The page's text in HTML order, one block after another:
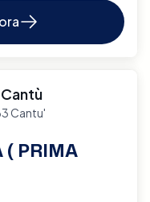
Cantu'
( PRIMA